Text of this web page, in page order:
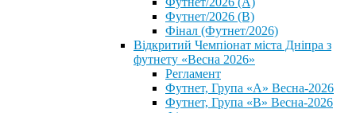
Футнет/2026 (В)
Фінал (Футнет/2026)
Відкритий Чемпіонат міста Дніпра з
футнету «Весна 2026»
Регламент
Футнет, Група «А» Весна-2026
Футнет, Група «В» Весна-2026